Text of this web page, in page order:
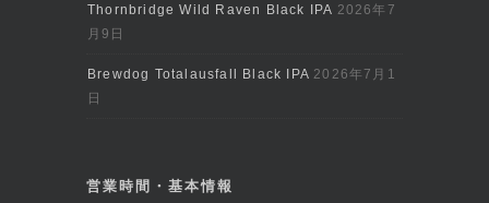
Thornbridge Wild Raven Black IPA 2026年7
月9日
Brewdog Totalausfall Black IPA 2026年7月1
日
営業時間・基本情報